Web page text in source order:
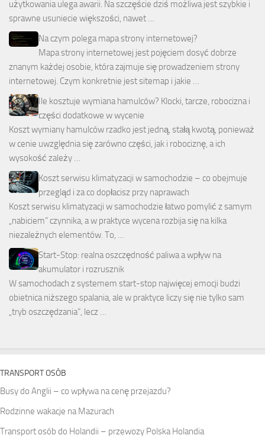
użytkowania ulega awarii. Na szczęście dziś możliwa jest szybkie i
sprawne usuniecie większości, nawet …
Na czym polega mapa strony internetowej?
Mapa strony internetowej jest pojęciem dosyć dobrze
znanym każdej osobie, która zajmuje się prowadzeniem strony
internetowej. Czym konkretnie jest sitemap i jakie …
Ile kosztuje wymiana hamulców? Klocki, tarcze, robocizna i
części dodatkowe w wycenie
Koszt wymiany hamulców rzadko jest jedną, stałą kwotą, ponieważ
w cenie uwzględnia się zarówno części, jak i robociznę, a ich
wysokość zależy …
Koszt serwisu klimatyzacji w samochodzie – co obejmuje
przegląd i za co dopłacisz przy naprawach
Koszt serwisu klimatyzacji w samochodzie łatwo pomylić z samym
„nabiciem” czynnika, a w praktyce wycena rozbija się na kilka
niezależnych elementów. To, …
Start-Stop: realna oszczędność paliwa a wpływ na
akumulator i rozrusznik
W samochodach z systemem start-stop najwięcej emocji budzi
obietnica niższego spalania, ale w praktyce liczy się nie tylko sam
„tryb oszczędzania”, lecz …
TRANSPORT OSÓB
Busy do Anglii – co wpływa na cenę przejazdu?
Rodzinne wakacje na Mazurach
Transport osób do Holandii – przewozy Polska Holandia